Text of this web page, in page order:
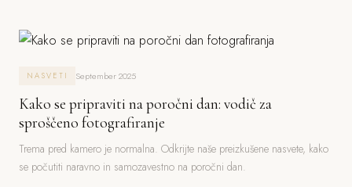
NASVETI September 2025
Kako se pripraviti na poročni dan: vodič za
sproščeno fotografiranje
Trema pred kamero je normalna. Odkrijte naše preizkušene nasvete, kako
se počutiti naravno in samozavestno na poročni dan.